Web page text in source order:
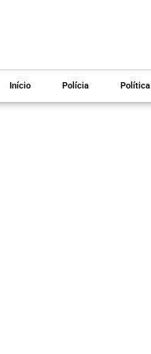
Início Polícia Política